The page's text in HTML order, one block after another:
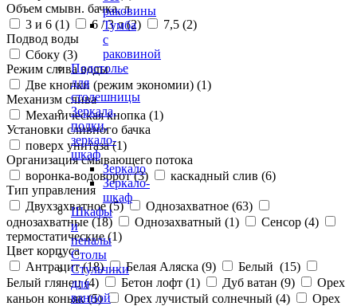
раковины
Тумба
с
раковиной
Подстолье
для
столешницы
Зеркала,
полки,
зеркало-
шкаф
Зеркало
Зеркало-
шкаф
Шкафы
и
пеналы
Столы
Стульчики
для
ванной
Объем смывн. бачка, л
3 и 6 (1) 6 / 3 л (2) 7,5 (2)
Подвод воды
Сбоку (3)
Режим слива воды
Две кнопки (режим экономии) (1)
Механизм слива
Механическая кнопка (1)
Установки сливного бачка
поверх унитаза (1)
Организация смывающего потока
воронка-водоворот (3) каскадный слив (6)
Тип управления
Двухзахватное (5) Однозахватное (63)
однозахватные (18) Однозахватный (1) Сенсор (4)
термостатические (1)
Цвет корпуса
Антрацит (18) Белая Аляска (9) Белый (15)
Белый глянец (4) Бетон лофт (1) Дуб ватан (9)
Орех
каньон коньяк (5) Орех лучистый солнечный (4)
Орех